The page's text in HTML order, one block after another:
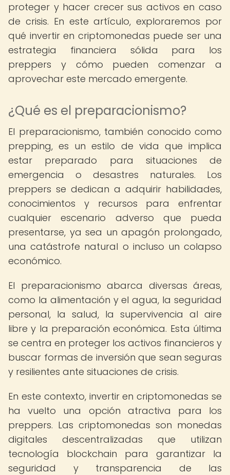
proteger y hacer crecer sus activos en caso
de crisis. En este artículo, exploraremos por
qué invertir en criptomonedas puede ser una
estrategia financiera sólida para los
preppers y cómo pueden comenzar a
aprovechar este mercado emergente.
¿Qué es el preparacionismo?
El preparacionismo, también conocido como
prepping, es un estilo de vida que implica
estar preparado para situaciones de
emergencia o desastres naturales. Los
preppers se dedican a adquirir habilidades,
conocimientos y recursos para enfrentar
cualquier escenario adverso que pueda
presentarse, ya sea un apagón prolongado,
una catástrofe natural o incluso un colapso
económico.
El preparacionismo abarca diversas áreas,
como la alimentación y el agua, la seguridad
personal, la salud, la supervivencia al aire
libre y la preparación económica. Esta última
se centra en proteger los activos financieros y
buscar formas de inversión que sean seguras
y resilientes ante situaciones de crisis.
En este contexto, invertir en criptomonedas se
ha vuelto una opción atractiva para los
preppers. Las criptomonedas son monedas
digitales descentralizadas que utilizan
tecnología blockchain para garantizar la
seguridad y transparencia de las